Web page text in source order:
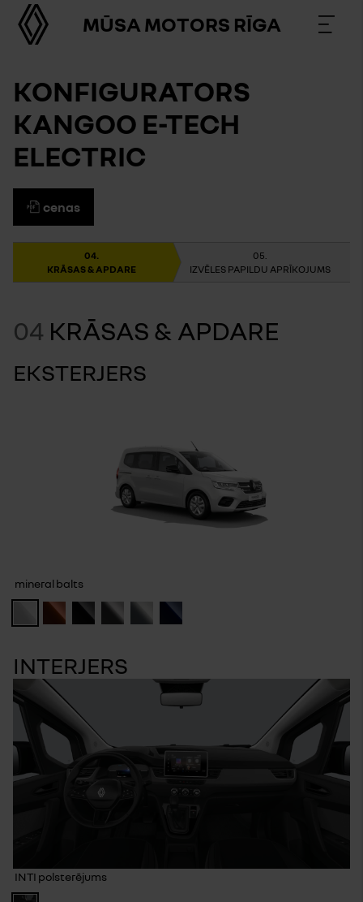
MŪSA MOTORS RĪGA
KONFIGURATORS
KANGOO E-TECH
ELECTRIC
cenas
KRĀSAS & APDARE IZVĒLES PAPILDU APRĪKOJUMS
04 KRĀSAS & APDARE
EKSTERJERS
mineral balts
INTERJERS
INTI polsterējums